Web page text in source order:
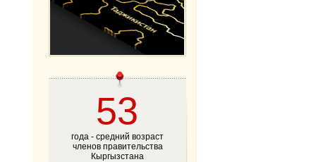
53
года - средний возраст
членов правительства
Кыргызстана